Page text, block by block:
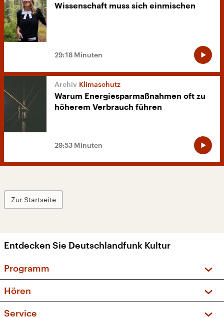
Wissenschaft muss sich einmischen
29:18 Minuten
Klimaschutz
Warum Energiesparmaßnahmen oft zu
höherem Verbrauch führen
29:53 Minuten
Zur Startseite
Entdecken Sie Deutschlandfunk Kultur
Programm
Sendungen und Podcasts
Hören
Service